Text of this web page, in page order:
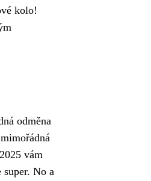
kolo!
odměna
vám
super. No a